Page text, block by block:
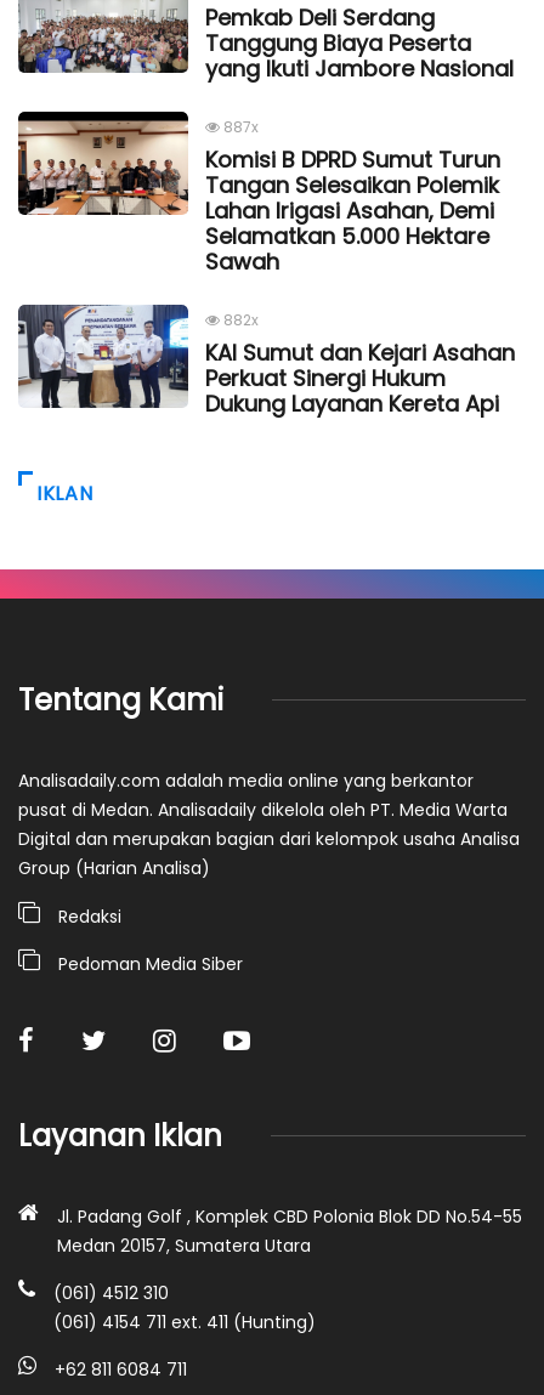
Pemkab Deli Serdang
Tanggung Biaya Peserta
yang Ikuti Jambore Nasional
887x
Komisi B DPRD Sumut Turun
Tangan Selesaikan Polemik
Lahan Irigasi Asahan, Demi
Selamatkan 5.000 Hektare
Sawah
882x
KAI Sumut dan Kejari Asahan
Perkuat Sinergi Hukum
Dukung Layanan Kereta Api
IKLAN
Tentang Kami
Analisadaily.com adalah media online yang berkantor
pusat di Medan. Analisadaily dikelola oleh PT. Media Warta
Digital dan merupakan bagian dari kelompok usaha Analisa
Group (Harian Analisa)
Redaksi
Pedoman Media Siber
Layanan Iklan
Jl. Padang Golf , Komplek CBD Polonia Blok DD No.54-55
Medan 20157, Sumatera Utara
(061) 4512 310
(061) 4154 711 ext. 411 (Hunting)
+62 811 6084 711